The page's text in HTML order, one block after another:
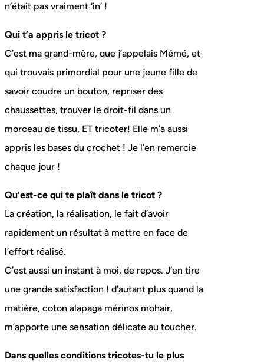
n’était pas vraiment ‘in’ !
Qui t’a appris le tricot ?
C’est ma grand-mère, que j’appelais Mémé, et
qui trouvais primordial pour une jeune fille de
savoir coudre un bouton, repriser des
chaussettes, trouver le droit-fil dans un
morceau de tissu, ET tricoter! Elle m’a aussi
appris les bases du crochet ! Je l’en remercie
chaque jour !
Qu’est-ce qui te plaît dans le tricot ?
La création, la réalisation, le fait d’avoir
rapidement un résultat à mettre en face de
l’effort réalisé.
C’est aussi un instant à moi, de repos. J’en tire
une grande satisfaction ! d’autant plus quand la
matière, coton alapaga mérinos mohair,
m’apporte une sensation délicate au toucher.
Dans quelles conditions tricotes-tu le plus